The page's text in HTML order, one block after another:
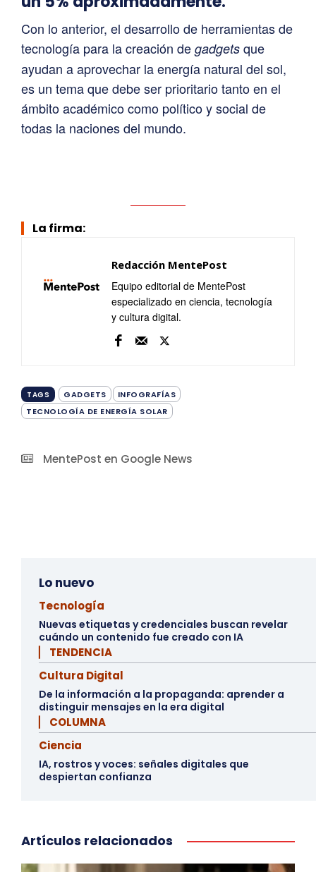
Con lo anterior, el desarrollo de herramientas de
tecnología para la creación de gadgets que
ayudan a aprovechar la energía natural del sol,
es un tema que debe ser prioritario tanto en el
ámbito académico como político y social de
todas la naciones del mundo.
La firma:
Redacción MentePost
Equipo editorial de MentePost
especializado en ciencia, tecnología
y cultura digital.
TAGS GADGETS
INFOGRAFÍAS
TECNOLOGÍA DE ENERGÍA SOLAR
MentePost en Google News
Lo nuevo
Tecnología
Nuevas etiquetas y credenciales buscan revelar
cuándo un contenido fue creado con IA
▏ TENDENCIA
Cultura Digital
De la información a la propaganda: aprender a
distinguir mensajes en la era digital
▏ COLUMNA
Ciencia
IA, rostros y voces: señales digitales que
despiertan confianza
Artículos relacionados